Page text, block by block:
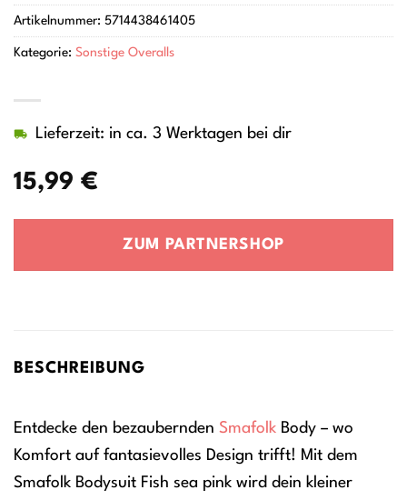
15,99 €
Lieferzeit: in ca. 3 Werktagen bei dir
ZUM PARTNERSHOP
Artikelnummer: 5714438461405
Kategorie: Sonstige Overalls
BESCHREIBUNG
Entdecke den bezaubernden Smafolk Body – wo
Komfort auf fantasievolles Design trifft! Mit dem
Smafolk Bodysuit Fish sea pink wird dein kleiner